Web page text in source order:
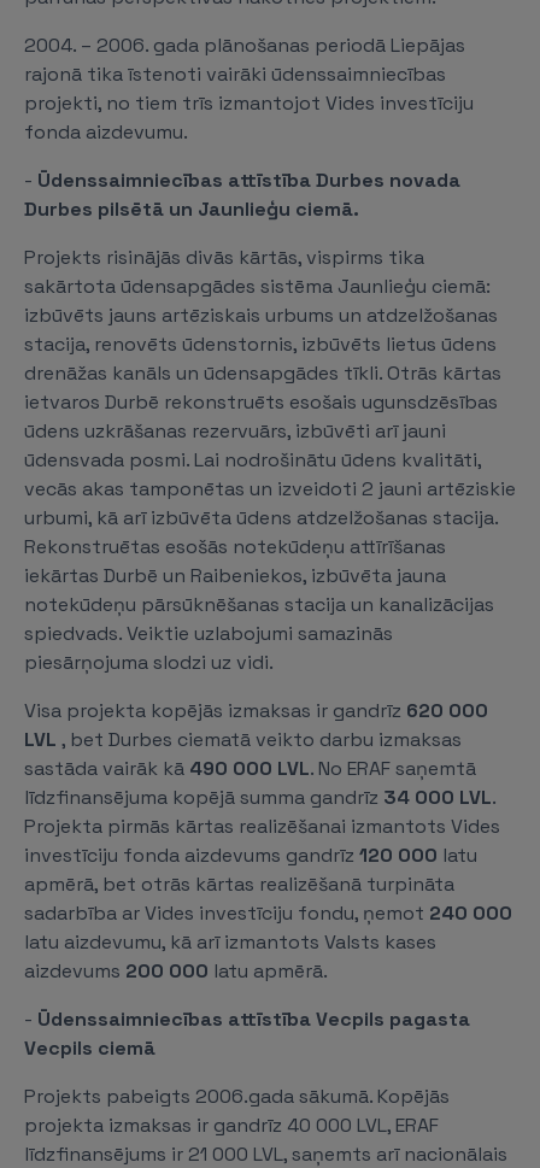
2004. – 2006. gada plānošanas periodā Liepājas
rajonā tika īstenoti vairāki ūdenssaimniecības
projekti, no tiem trīs izmantojot Vides investīciju
fonda aizdevumu.
- Ūdenssaimniecības attīstība Durbes novada
Durbes pilsētā un Jaunlieģu ciemā.
Projekts risinājās divās kārtās, vispirms tika
sakārtota ūdensapgādes sistēma Jaunlieģu ciemā:
izbūvēts jauns artēziskais urbums un atdzelžošanas
stacija, renovēts ūdenstornis, izbūvēts lietus ūdens
drenāžas kanāls un ūdensapgādes tīkli. Otrās kārtas
ietvaros Durbē rekonstruēts esošais ugunsdzēsības
ūdens uzkrāšanas rezervuārs, izbūvēti arī jauni
ūdensvada posmi. Lai nodrošinātu ūdens kvalitāti,
vecās akas tamponētas un izveidoti 2 jauni artēziskie
urbumi, kā arī izbūvēta ūdens atdzelžošanas stacija.
Rekonstruētas esošās notekūdeņu attīrīšanas
iekārtas Durbē un Raibeniekos, izbūvēta jauna
notekūdeņu pārsūknēšanas stacija un kanalizācijas
spiedvads. Veiktie uzlabojumi samazinās
piesārņojuma slodzi uz vidi.
Visa projekta kopējās izmaksas ir gandrīz 620 000
LVL , bet Durbes ciematā veikto darbu izmaksas
sastāda vairāk kā 490 000 LVL. No ERAF saņemtā
līdzfinansējuma kopējā summa gandrīz 34 000 LVL.
Projekta pirmās kārtas realizēšanai izmantots Vides
investīciju fonda aizdevums gandrīz 120 000 latu
apmērā, bet otrās kārtas realizēšanā turpināta
sadarbība ar Vides investīciju fondu, ņemot 240 000
latu aizdevumu, kā arī izmantots Valsts kases
aizdevums 200 000 latu apmērā.
- Ūdenssaimniecības attīstība Vecpils pagasta
Vecpils ciemā
Projekts pabeigts 2006.gada sākumā. Kopējās
projekta izmaksas ir gandrīz 40 000 LVL, ERAF
līdzfinansējums ir 21 000 LVL, saņemts arī nacionālais